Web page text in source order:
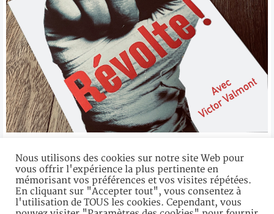
Son nouveau film "Révolte" sonne la charge contre les injustices
sociales et s'en prend à ceux qui s'enrichissent sur le dos des plus
fragiles...
Nous utilisons des cookies sur notre site Web pour
vous offrir l'expérience la plus pertinente en
mémorisant vos préférences et vos visites répétées.
En cliquant sur "Accepter tout", vous consentez à
l'utilisation de TOUS les cookies. Cependant, vous